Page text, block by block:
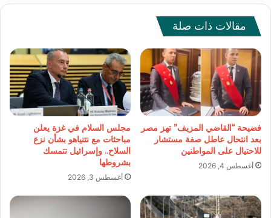
مقالات ذات صلة
فضيحة “القاضي المزيف” تهز مصر
بعد انتحال عاطل صفة مستشار
للاحتيال على المواطنين
أغسطس 4, 2026
مجلس السلام في غزة يعلن
مباحثات مع نتنياهو بشأن نزع
السلاح.. وإسرائيل تتمسك
بشروطها
أغسطس 3, 2026